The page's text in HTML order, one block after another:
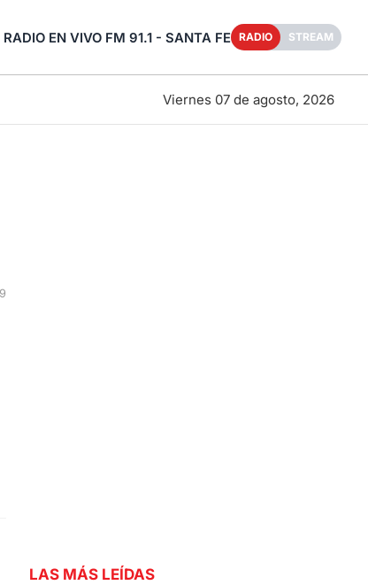
RADIO EN VIVO FM 91.1 - SANTA FE RADIO STREAM
Viernes 07 de agosto, 2026
LAS MÁS LEÍDAS